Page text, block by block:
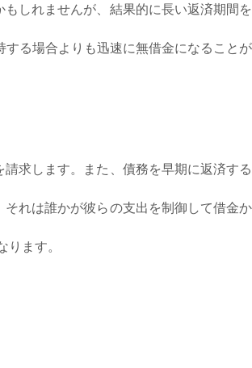
しれませんが、結果的に長い返済期間
る場合よりも迅速に無借金になること
求します。また、債務を早期に返済す
れは誰かが彼らの支出を制御して借金
ます。